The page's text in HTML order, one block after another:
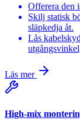
Offerera den
Skilj statisk
släpkedja åt.
Lås
Läs mer
High-mix